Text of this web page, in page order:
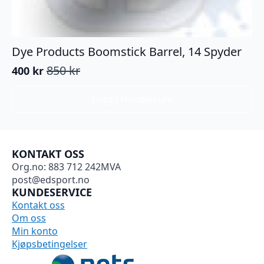
Dye Products Boomstick Barrel, 14 Spyder
850kr
Opprinnelig
400 kr
Nåværende
KONTAKT OSS
Org.no: 883 712 242MVA
post@edsport.no
KUNDESERVICE
Kontakt oss
Om oss
Min konto
Kjøpsbetingelser